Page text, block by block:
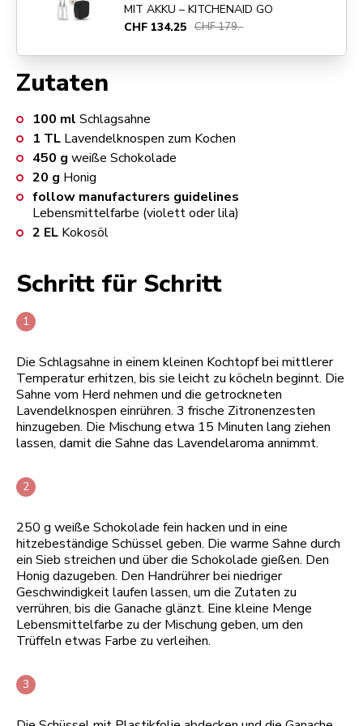
Zutaten
100 ml Schlagsahne
1 TL Lavendelknospen zum Kochen
450 g weiße Schokolade
20 g Honig
follow manufacturers guidelines
Lebensmittelfarbe (violett oder lila)
2 EL Kokosöl
Schritt für Schritt
Die Schlagsahne in einem kleinen Kochtopf bei mittlerer
Temperatur erhitzen, bis sie leicht zu köcheln beginnt. Die
Sahne vom Herd nehmen und die getrockneten
Lavendelknospen einrühren. 3 frische Zitronenzesten
hinzugeben. Die Mischung etwa 15 Minuten lang ziehen
lassen, damit die Sahne das Lavendelaroma annimmt.
250 g weiße Schokolade fein hacken und in eine
hitzebeständige Schüssel geben. Die warme Sahne durch
ein Sieb streichen und über die Schokolade gießen. Den
Honig dazugeben. Den Handrührer bei niedriger
Geschwindigkeit laufen lassen, um die Zutaten zu
verrühren, bis die Ganache glänzt. Eine kleine Menge
Lebensmittelfarbe zu der Mischung geben, um den
Trüffeln etwas Farbe zu verleihen.
MIT AKKU – KITCHENAID GO
CHF 134.25 CHF 179.-